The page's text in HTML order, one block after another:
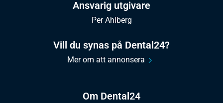
Om Dental24
Ansvarig utgivare
Per Ahlberg
Vill du synas på Dental24?
Mer om att annonsera